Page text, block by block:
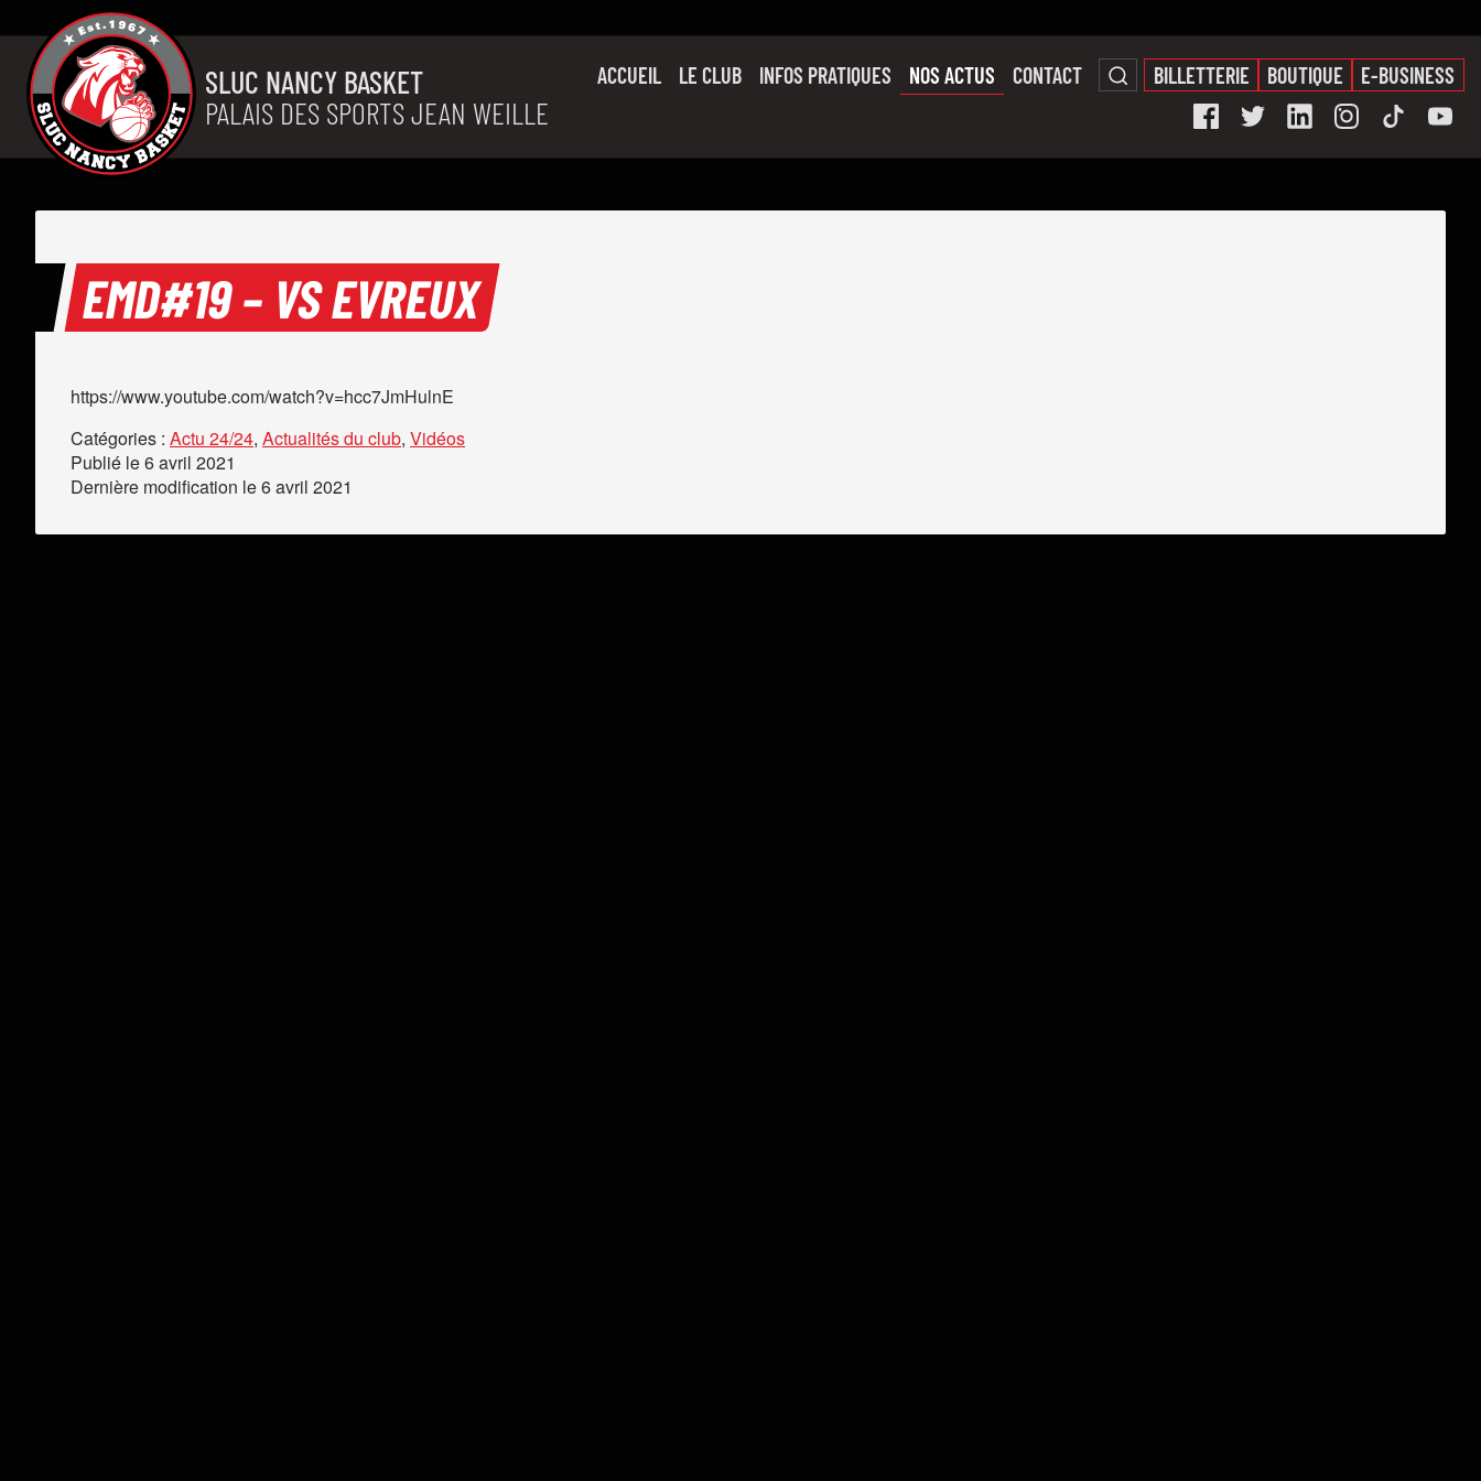
Aller au contenu
SLUC NANCY BASKET
PALAIS DES SPORTS JEAN WEILLE
ACCUEIL
LE CLUB
L’ÉQUIPE PRO
INFOS PRATIQUES NOS ACTUS CONTACT BILLETTERIE BOUTIQUE E-BUSINESS
EMD#19 – VS EVREUX
https://www.youtube.com/watch?v=hcc7JmHulnE
Catégories : Actu 24/24, Actualités du club, Vidéos
Publié le6 avril 2021
Dernière modification le6 avril 2021